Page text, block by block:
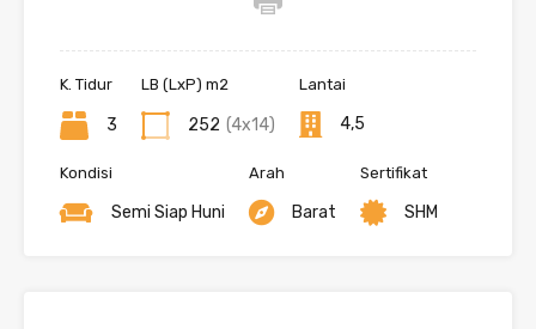
K. Tidur
3
LB (LxP) m2
252 (4x14)
Lantai
4,5
Kondisi
Semi Siap Huni
Arah
Barat
Sertifikat
SHM